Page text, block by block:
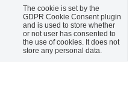
The cookie is set by the
GDPR Cookie Consent plugin
and is used to store whether
or not user has consented to
the use of cookies. It does not
store any personal data.